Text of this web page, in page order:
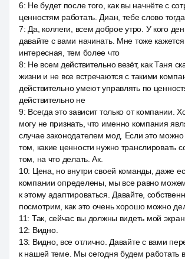
6: Не будет после того, как вы начнёте с
ценностям работать. Диан, тебе слово тогда
7: Да, коллеги, всем доброе утро. У кого
давайте с вами начинать. Мне тоже
интересная, тем более что
8: Не всем действительно везёт, как Таня
жизни и не все встречаются с такими
действительно умеют управлять по
действительно не
9: Всегда это зависит только от компании.
могу не признать, что именно компания
случае законодателем мод. Если это можно
том, какие ценности нужно транслировать
том, на что делать. Ак.
10: Цена, но внутри своей команды, даже
компании определены, мы все равно
к этому адаптироваться. Давайте,
посмотрим, как это очень хорошо можно
11: Так, сейчас вы должны видеть мой экран.
12: Видно.
13: Видно, все отлично. Давайте с вами
к нашей теме. Мы сегодня будем работать